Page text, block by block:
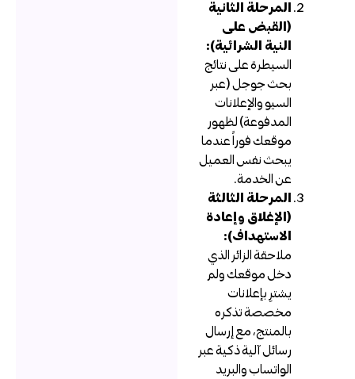
المرحلة الثانية
(القبض على
النية الشرائية):
السيطرة على نتائج
بحث جوجل (عبر
السيو والإعلانات
المدفوعة) لظهور
موقعك فوراً عندما
يبحث نفس العميل
عن الخدمة.
المرحلة الثالثة
(الإغلاق وإعادة
الاستهداف):
ملاحقة الزائر الذي
دخل موقعك ولم
يشترِ بإعلانات
مخصصة تذكره
بالمنتج، مع إرسال
رسائل آلية ذكية عبر
الواتساب والبريد